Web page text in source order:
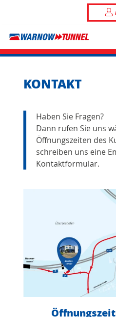
KONTAKT
Haben Sie Fragen?
Dann rufen Sie uns
Öffnungszeiten des
schreiben uns eine
Kontaktformular.